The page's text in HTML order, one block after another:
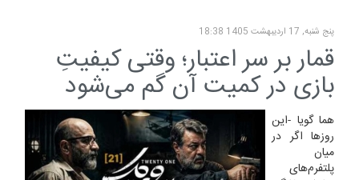
پنج شنبه, 17 ارديبهشت 1405 18:38
قمار بر سر اعتبار؛ وقتی کیفیتِ
بازی در کمیت آن گم می‌شود
هما گویا -این
روزها اگر در
میان
پلتفرم‌های